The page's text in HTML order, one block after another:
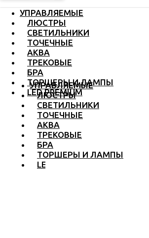
УПРАВЛЯЕМЫЕ
ЛЮСТРЫ
СВЕТИЛЬНИКИ
ТОЧЕЧНЫЕ
АКВА
ТРЕКОВЫЕ
БРА
ТОРШЕРЫ И ЛАМПЫ
LED PREMIUM
УПРАВЛЯЕМЫЕ
ЛЮСТРЫ
СВЕТИЛЬНИКИ
ТОЧЕЧНЫЕ
АКВА
ТРЕКОВЫЕ
БРА
ТОРШЕРЫ И ЛАМПЫ
LED PREMIUM